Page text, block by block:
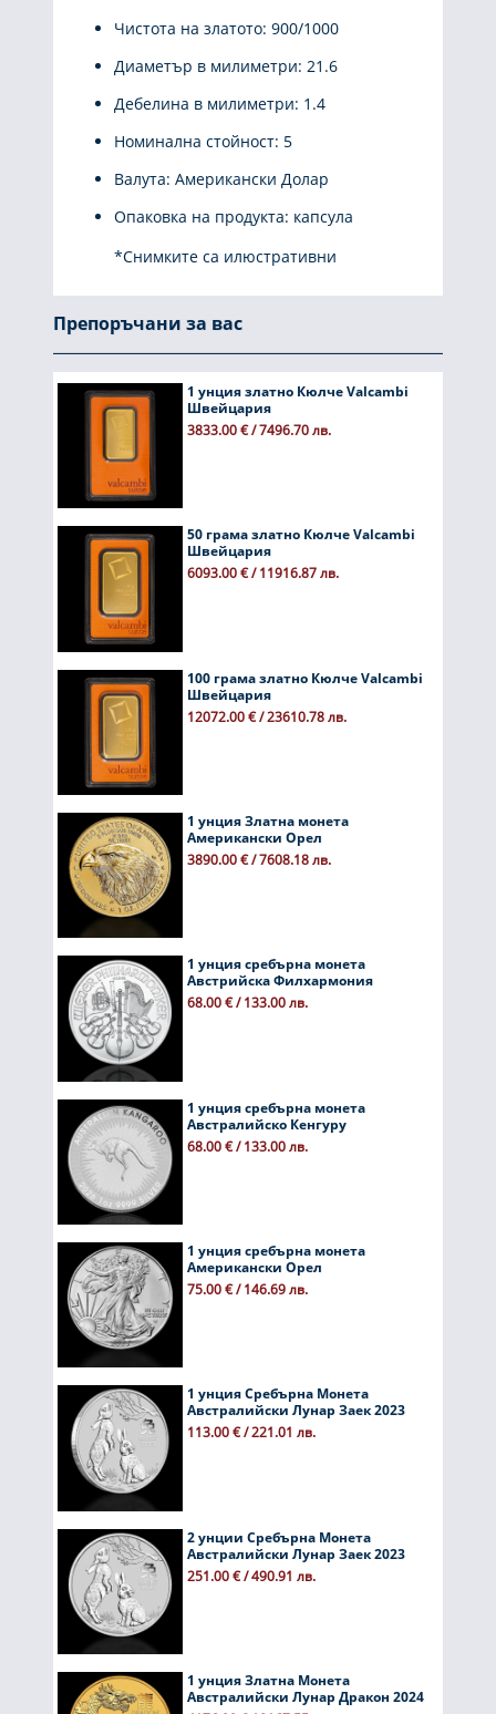
Чистота на златото: 900/1000
Диаметър в милиметри: 21.6
Дебелина в милиметри: 1.4
Номинална стойност: 5
Валута: Американски Долар
Опаковка на продукта: капсула
*Снимките са илюстративни
Препоръчани за вас
1 унция златно Кюлче Valcambi
Швейцария
3833.00 € / 7496.70 лв.
50 грама златно Кюлче Valcambi
Швейцария
6093.00 € / 11916.87 лв.
100 грама златно Кюлче Valcambi
Швейцария
12072.00 € / 23610.78 лв.
1 унция Златна монета
Американски Орел
3890.00 € / 7608.18 лв.
1 унция сребърна монета
Австрийска Филхармония
68.00 € / 133.00 лв.
1 унция сребърна монета
Австралийско Кенгуру
68.00 € / 133.00 лв.
1 унция сребърна монета
Американски Орел
75.00 € / 146.69 лв.
1 унция Сребърна Монета
Австралийски Лунар Заек 2023
113.00 € / 221.01 лв.
2 унции Сребърна Монета
Австралийски Лунар Заек 2023
251.00 € / 490.91 лв.
1 унция Златна Монета
Австралийски Лунар Дракон 2024